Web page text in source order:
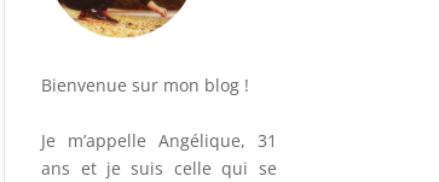
Bienvenue sur mon blog !
Je m’appelle Angélique, 31
ans et je suis celle qui se